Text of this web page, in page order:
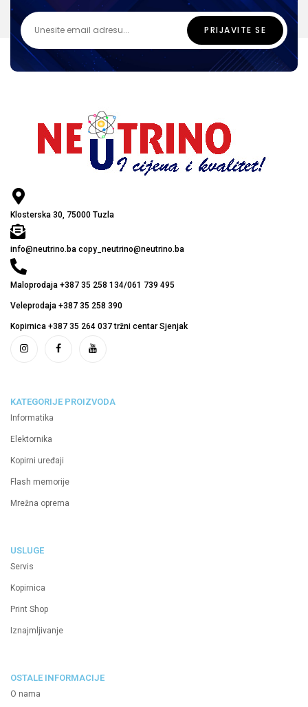
Klosterska 30, 75000 Tuzla
info@neutrino.ba copy_neutrino@neutrino.ba
Maloprodaja +387 35 258 134/061 739 495
Veleprodaja +387 35 258 390
Kopirnica +387 35 264 037 tržni centar Sjenjak
KATEGORIJE PROIZVODA
Informatika
Elektornika
Kopirni uređaji
Flash memorije
Mrežna oprema
USLUGE
Servis
Kopirnica
Print Shop
Iznajmljivanje
OSTALE INFORMACIJE
O nama